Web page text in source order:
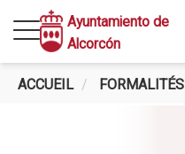
au
contenu
principal
Ayuntamiento de
Alcorcón
ACCUEIL FORMALITÉS